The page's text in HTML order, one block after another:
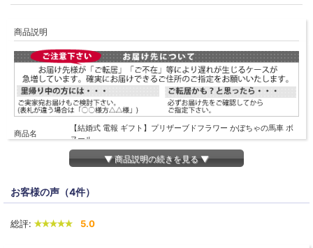
商品説明
商品名
【結婚式 電報 ギフト】プリザーブドフラワー かぼちゃの馬車 ボ
ヌール
プリザーブドフラワー かぼちゃの馬車ボヌール：BOXサイズ：
主な商品・
材料
電報×1
▼ 商品説明の続きを見る ▼
お客様の声（4件）
総評: 5.0